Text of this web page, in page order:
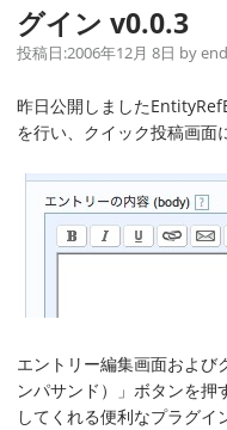
グイン v0.0.3
投稿日:2006年12月 8日 by
昨日公開しました
を行い、クイック投稿画面
エントリー編集画面および
ンパサンド）」ボタンを
してくれる便利なプラグイ